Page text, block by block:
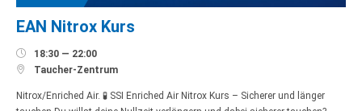
EAN Nitrox Kurs
 18:30 — 22:00
 Taucher-Zentrum
Nitrox/Enriched Air. 🧪 SSI Enriched Air Nitrox Kurs – Sicherer und länger